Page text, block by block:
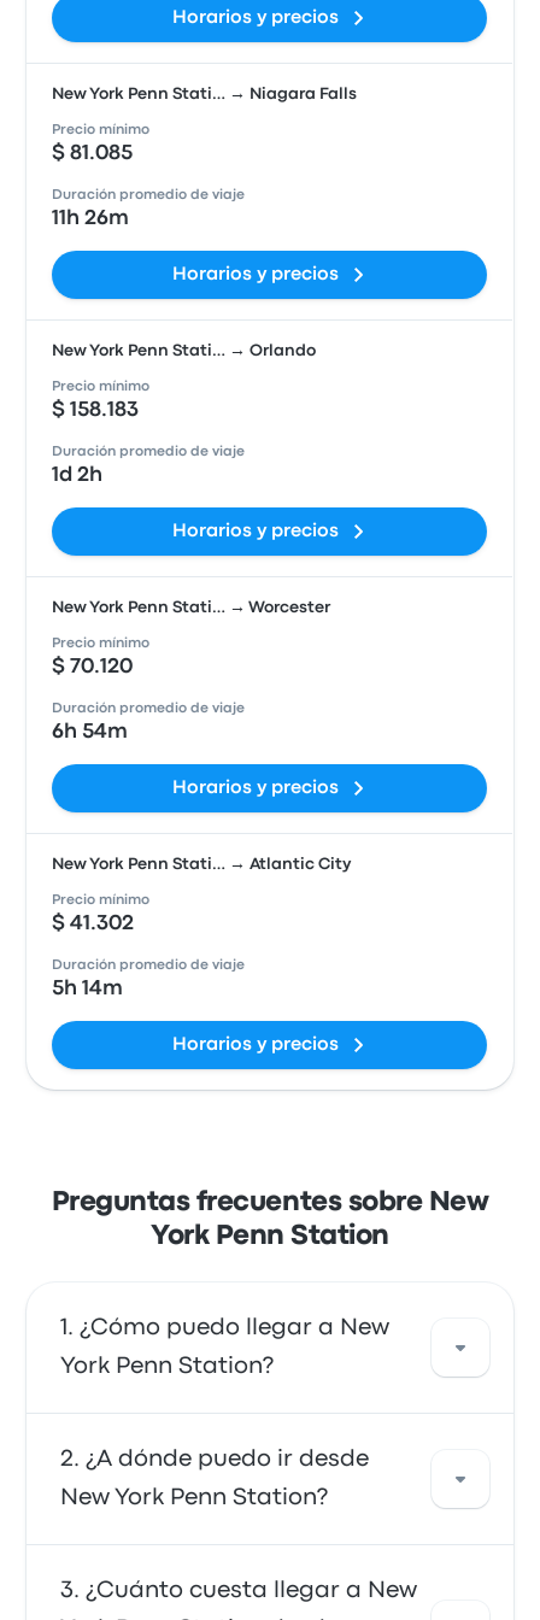
Horarios y precios
New York Penn Stati… → Niagara Falls
Precio mínimo
$ 81.085
Duración promedio de viaje
11h 26m
Horarios y precios
New York Penn Stati… → Orlando
Precio mínimo
$ 158.183
Duración promedio de viaje
1d 2h
Horarios y precios
New York Penn Stati… → Worcester
Precio mínimo
$ 70.120
Duración promedio de viaje
6h 54m
Horarios y precios
New York Penn Stati… → Atlantic City
Precio mínimo
$ 41.302
Duración promedio de viaje
5h 14m
Horarios y precios
Preguntas frecuentes sobre New
York Penn Station
¿Cómo puedo llegar a New
York Penn Station?
Puedes tomar el autobús o el tren, que
proporcionan acceso directo a tu destino.
servicio de coche compartido.
¿A dónde puedo ir desde
New York Penn Station?
Desde New York Penn Station, puedes viajar a
varios destinos. Algunas opciones populares
¿Cuánto cuesta llegar a New